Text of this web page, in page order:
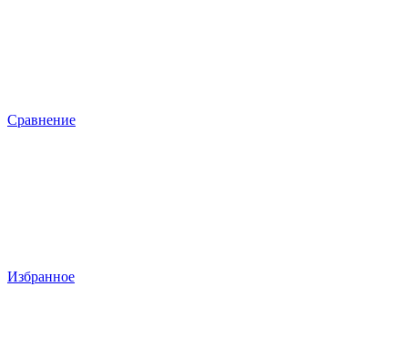
Сравнение
Избранное